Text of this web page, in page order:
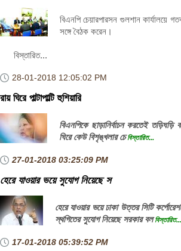
বিএনপি চেয়ারপারসন গুলশান কার্যালয়ে
সঙ্গে বৈঠক করেন।
বিস্তারিত...
28-01-2018 12:05:02 PM
রায় ঘিরে পাল্টাপাল্টি হুশিয়ারি
বিএনপিকে ছাড়ানির্বাচন করতেই তড়িঘড়ি
ঘিরে কেউ বিশৃঙ্খলার চেবিস্তারিত...
27-01-2018 03:25:09 PM
হেরে যাওয়ার ভয়ে সুযোগ নিয়েছে স
হেরে যাওয়ার ভয়ে ঢাকা উত্তর সিটি
স্থগিতের সুযোগ নিয়েছে সরকার বলবিস্তারিত...
17-01-2018 05:39:52 PM